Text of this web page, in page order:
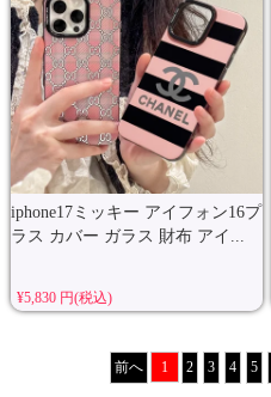
iphone17ミッキー アイフォン16プ
ラス カバー ガラス 財布 アイ...
¥5,830 円(税込)
前へ 1 2 3 4 5